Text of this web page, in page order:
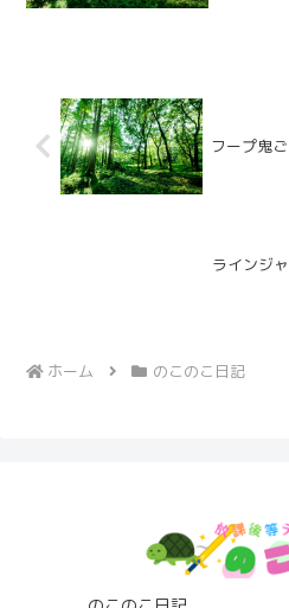
フープ鬼
ラインジ
ホーム のこのこ日記